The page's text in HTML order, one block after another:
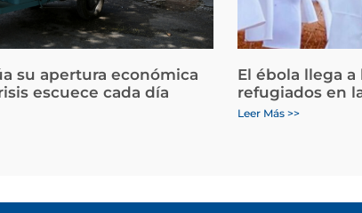
su apertura económica
escuece cada día
El ébola llega
refugiados en
Leer Más >>